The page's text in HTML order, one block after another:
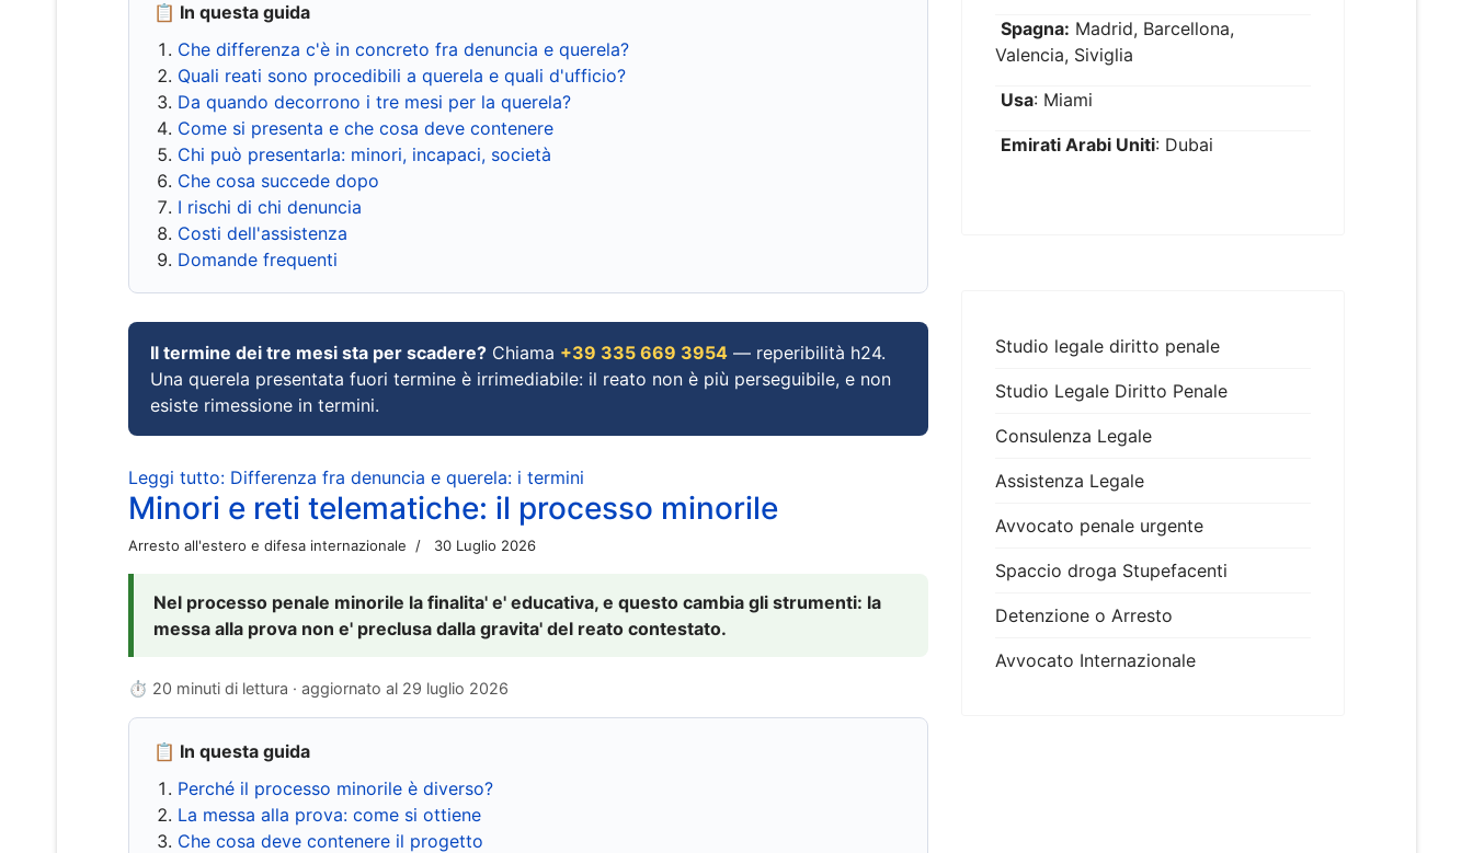
📋 In questa guida
Che differenza c'è in concreto fra denuncia e querela?
Quali reati sono procedibili a querela e quali d'ufficio?
Da quando decorrono i tre mesi per la querela?
Come si presenta e che cosa deve contenere
Chi può presentarla: minori, incapaci, società
Che cosa succede dopo
I rischi di chi denuncia
Costi dell'assistenza
Domande frequenti
Il termine dei tre mesi sta per scadere? Chiama +39 335 669 3954 — reperibilità h24.
Una querela presentata fuori termine è irrimediabile: il reato non è più perseguibile, e non
esiste rimessione in termini.
Leggi tutto: Differenza fra denuncia e querela: i termini
Minori e reti telematiche: il processo minorile
Arresto all'estero e difesa internazionale 30 Luglio 2026
Nel processo penale minorile la finalita' e' educativa, e questo cambia gli strumenti: la
messa alla prova non e' preclusa dalla gravita' del reato contestato.
⏱ 20 minuti di lettura · aggiornato al 29 luglio 2026
📋 In questa guida
Perché il processo minorile è diverso?
La messa alla prova: come si ottiene
Che cosa deve contenere il progetto
Spagna: Madrid, Barcellona,
Valencia, Siviglia
Usa: Miami
Emirati Arabi Uniti: Dubai
Studio legale diritto penale
Studio Legale Diritto Penale
Consulenza Legale
Assistenza Legale
Avvocato penale urgente
Spaccio droga Stupefacenti
Detenzione o Arresto
Avvocato Internazionale